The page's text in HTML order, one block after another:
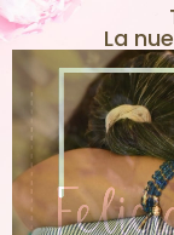
La